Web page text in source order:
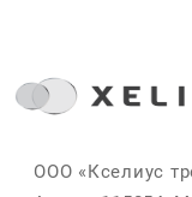
ООО «Кселиус